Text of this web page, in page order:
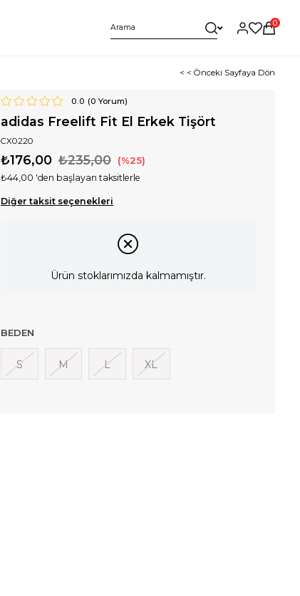
0
< < Önceki Sayfaya Dön
0.0 (0 Yorum)
adidas Freelift Fit El Erkek Tişört
CX0220
₺235,00
₺176,00 25
₺44,00 'den başlayan taksitlerle
Diğer taksit seçenekleri
Ürün stoklarımızda kalmamıştır.
BEDEN
S M L XL